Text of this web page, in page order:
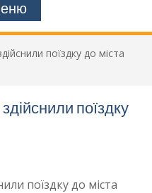
поїздку до міста
поїздку
поїздку до міста